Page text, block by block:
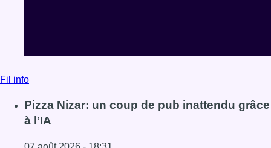
Fil info
Pizza Nizar: un coup de pub inattendu grâce
à l’IA